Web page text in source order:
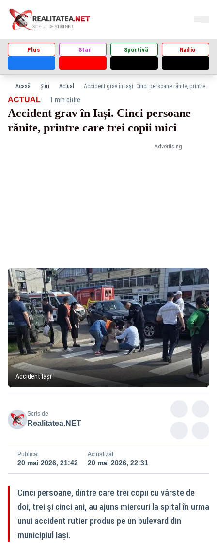
Plus Star Sportivă Radio
Acasă Știri Actual Accident grav în Iași. Cinci persoane rănite, printre care trei copii mici
Advertising
ACTUAL· 1 min citire
Accident grav în Iași. Cinci persoane
rănite, printre care trei copii mici
Accident Iași
Scris de
Realitatea.NET
Publicat
20 mai 2026, 21:42
Actualizat
20 mai 2026, 22:31
Cinci persoane, dintre care trei copii cu vârste de
doi, trei și cinci ani, au ajuns miercuri la spital în urma
unui accident rutier produs pe un bulevard din
municipiul Iași.